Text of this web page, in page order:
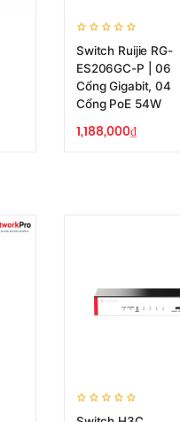
Switch Ruijie RG-
ES206GC-P | 06
Cổng Gigabit, 04
Cổng PoE 54W
1,188,000₫